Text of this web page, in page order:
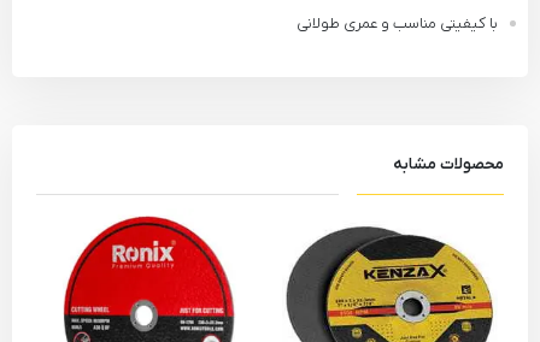
با کیفیتی مناسب و عمری طولانی
محصولات مشابه